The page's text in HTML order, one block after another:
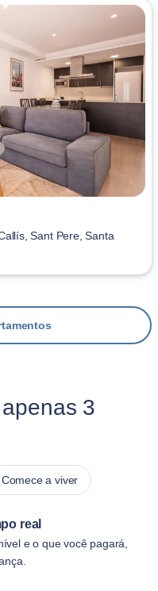
Sant Pere, Santa
3
Comece a viver
real
e o que você pagará,